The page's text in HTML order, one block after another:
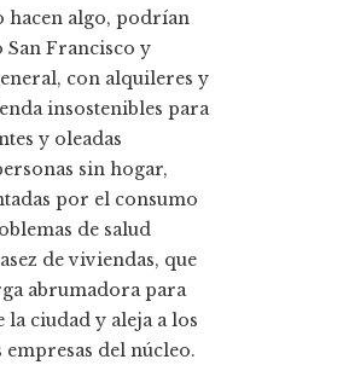
hacen algo, podrían
Francisco y
con alquileres y
insostenibles para
y oleadas
sin hogar,
por el consumo
de salud
de viviendas, que
abrumadora para
la ciudad y aleja a los
empresas del núcleo.